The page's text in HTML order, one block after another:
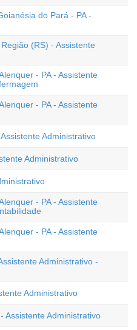
do Pará - PA -
(RS) - Assistente
- PA - Assistente
- PA - Assistente
Administrativo
Administrativo
- PA - Assistente
- PA - Assistente
Administrativo -
Administrativo
Assistente Administrativo